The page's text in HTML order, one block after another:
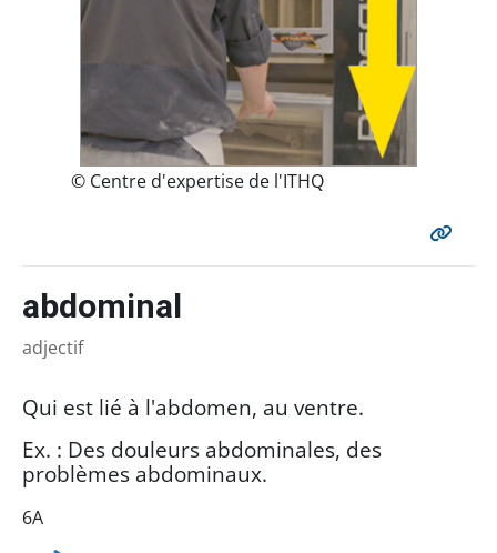
© Centre d'expertise de l'ITHQ
abdominal
adjectif
Qui est lié à l'abdomen, au ventre.
Ex. : Des douleurs abdominales, des
problèmes abdominaux.
6A